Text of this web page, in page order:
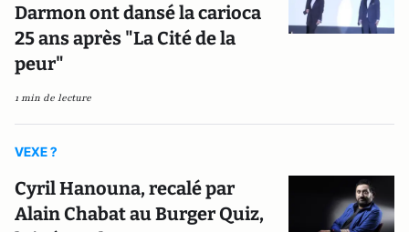
Darmon ont dansé la carioca
25 ans après "La Cité de la
peur"
1 min de lecture
VEXE ?
Cyril Hanouna, recalé par
Alain Chabat au Burger Quiz,